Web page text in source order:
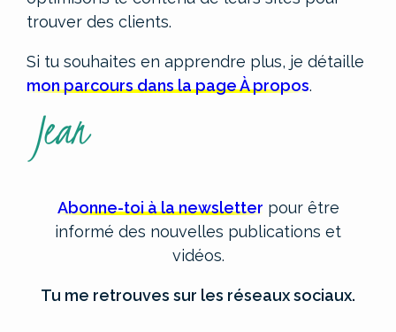
trouver des clients.
Si tu souhaites en apprendre plus, je détaille
mon parcours dans la page À propos.
Abonne-toi à la newsletter pour être
informé des nouvelles publications et
vidéos.
Tu me retrouves sur les réseaux sociaux.